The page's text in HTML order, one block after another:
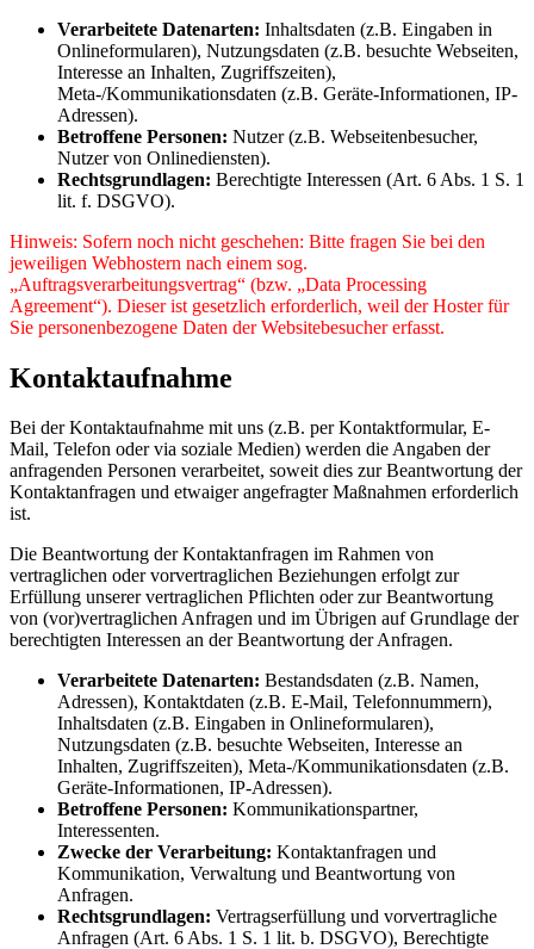
Verarbeitete Datenarten: Inhaltsdaten (z.B. Eingaben in
Onlineformularen), Nutzungsdaten (z.B. besuchte Webseiten,
Interesse an Inhalten, Zugriffszeiten),
Meta-/Kommunikationsdaten (z.B. Geräte-Informationen, IP-
Adressen).
Betroffene Personen: Nutzer (z.B. Webseitenbesucher,
Nutzer von Onlinediensten).
Rechtsgrundlagen: Berechtigte Interessen (Art. 6 Abs. 1 S. 1
lit. f. DSGVO).
Hinweis: Sofern noch nicht geschehen: Bitte fragen Sie bei den
jeweiligen Webhostern nach einem sog.
„Auftragsverarbeitungsvertrag“ (bzw. „Data Processing
Agreement“). Dieser ist gesetzlich erforderlich, weil der Hoster für
Sie personenbezogene Daten der Websitebesucher erfasst.
Kontaktaufnahme
Bei der Kontaktaufnahme mit uns (z.B. per Kontaktformular, E-
Mail, Telefon oder via soziale Medien) werden die Angaben der
anfragenden Personen verarbeitet, soweit dies zur Beantwortung der
Kontaktanfragen und etwaiger angefragter Maßnahmen erforderlich
ist.
Die Beantwortung der Kontaktanfragen im Rahmen von
vertraglichen oder vorvertraglichen Beziehungen erfolgt zur
Erfüllung unserer vertraglichen Pflichten oder zur Beantwortung
von (vor)vertraglichen Anfragen und im Übrigen auf Grundlage der
berechtigten Interessen an der Beantwortung der Anfragen.
Verarbeitete Datenarten: Bestandsdaten (z.B. Namen,
Adressen), Kontaktdaten (z.B. E-Mail, Telefonnummern),
Inhaltsdaten (z.B. Eingaben in Onlineformularen),
Nutzungsdaten (z.B. besuchte Webseiten, Interesse an
Inhalten, Zugriffszeiten), Meta-/Kommunikationsdaten (z.B.
Geräte-Informationen, IP-Adressen).
Betroffene Personen: Kommunikationspartner,
Interessenten.
Zwecke der Verarbeitung: Kontaktanfragen und
Kommunikation, Verwaltung und Beantwortung von
Anfragen.
Rechtsgrundlagen: Vertragserfüllung und vorvertragliche
Anfragen (Art. 6 Abs. 1 S. 1 lit. b. DSGVO), Berechtigte